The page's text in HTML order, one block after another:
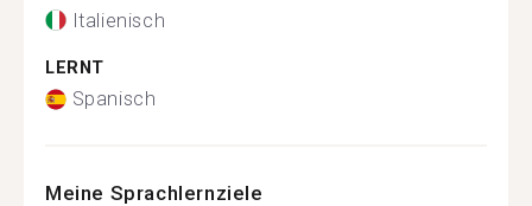
Italienisch
LERNT
Spanisch
Meine Sprachlernziele